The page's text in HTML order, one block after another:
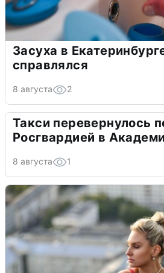
Засуха в
справлялся
8 августа 2
Такси перевернулось
Росгвардией в
8 августа 1